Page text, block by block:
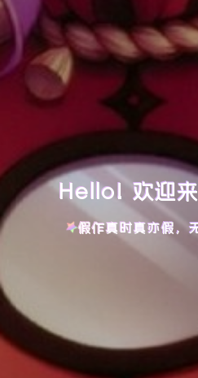
Hello! 欢迎来
假作真时真亦假，